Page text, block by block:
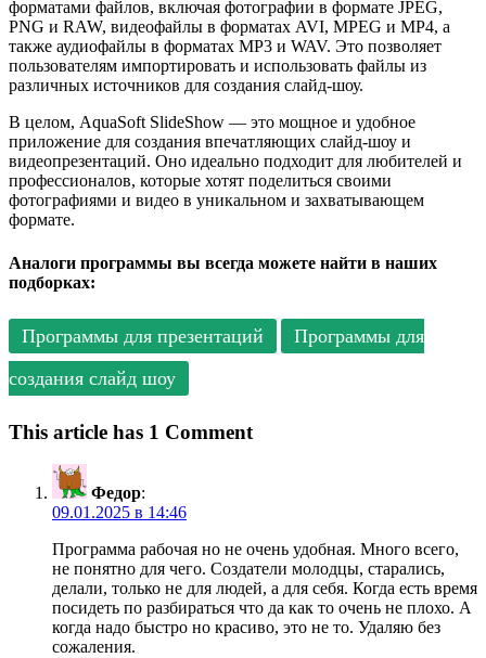
форматами файлов, включая фотографии в формате JPEG,
PNG и RAW, видеофайлы в форматах AVI, MPEG и MP4, а
также аудиофайлы в форматах MP3 и WAV. Это позволяет
пользователям импортировать и использовать файлы из
различных источников для создания слайд-шоу.
В целом, AquaSoft SlideShow — это мощное и удобное
приложение для создания впечатляющих слайд-шоу и
видеопрезентаций. Оно идеально подходит для любителей и
профессионалов, которые хотят поделиться своими
фотографиями и видео в уникальном и захватывающем
формате.
Аналоги программы вы всегда можете найти в наших
подборках:
Программы для презентаций
Программы для
создания слайд шоу
This article has 1 Comment
Федор:
09.01.2025 в 14:46
Программа рабочая но не очень удобная. Много всего,
не понятно для чего. Создатели молодцы, старались,
делали, только не для людей, а для себя. Когда есть время
посидеть по разбираться что да как то очень не плохо. А
когда надо быстро но красиво, это не то. Удаляю без
сожаления.